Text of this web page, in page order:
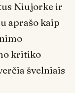
Niujorke ir
aprašo kaip
kritiko
švelniais